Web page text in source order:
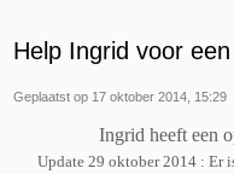
Help Ingrid voor
Geplaatst op 17 oktober 2014, 15:29
Ingrid heeft een
Update 29 oktober 2014 : Er